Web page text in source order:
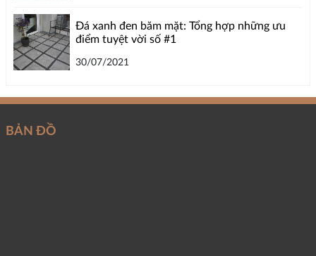
Đá xanh đen băm mặt: Tổng hợp những ưu
điểm tuyệt vời số #1
30/07/2021
BẢN ĐỒ